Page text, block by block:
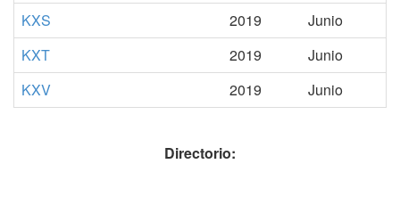
KXS
2019
Junio
KXT
2019
Junio
KXV
2019 Junio
Directorio: